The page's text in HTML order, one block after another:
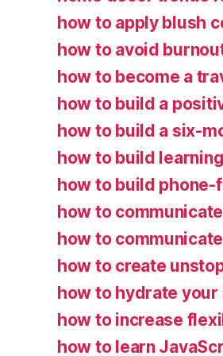
how to apply blush
how to avoid
how to become a
how to build a
how to build a six-
how to build
how to build phone-
how to
how to
how to create
how to hydrate your
how to increase
how to learn